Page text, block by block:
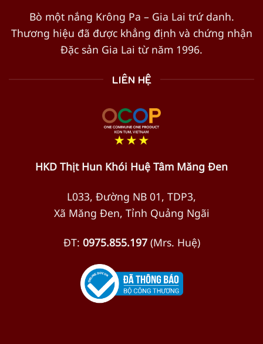
Bò một nắng Krông Pa – Gia Lai trứ danh.
Thương hiệu đã được khẳng định và chứng nhận
Đặc sản Gia Lai từ năm 1996.
LIÊN HỆ
HKD Thịt Hun Khói Huệ Tâm Măng Đen
L033, Đường NB 01, TDP3,
Xã Măng Đen, Tỉnh Quảng Ngãi
ĐT: 0975.855.197(Mrs. Huệ)